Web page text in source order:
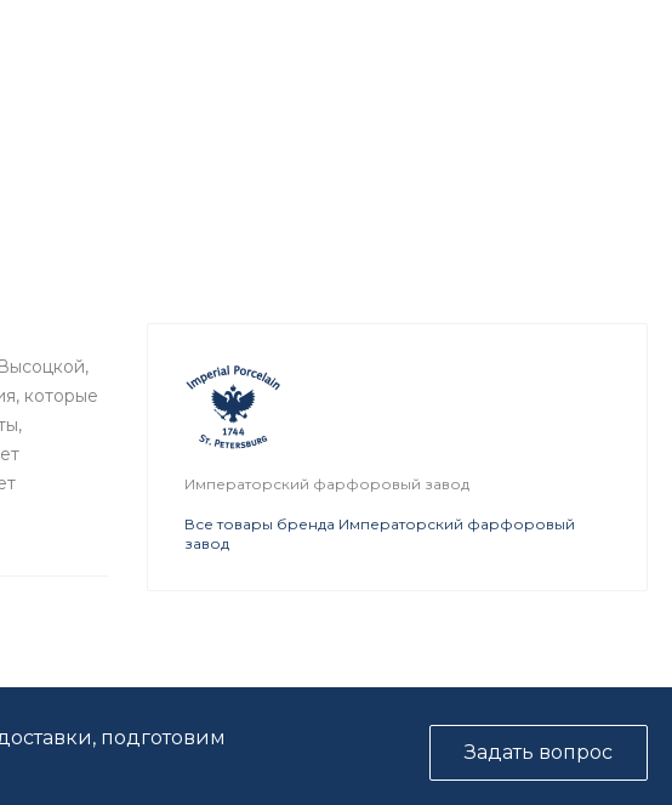
которые
Императорский фарфоровый завод
Все товары бренда Императорский фарфоровый
завод
подготовим
Задать вопрос